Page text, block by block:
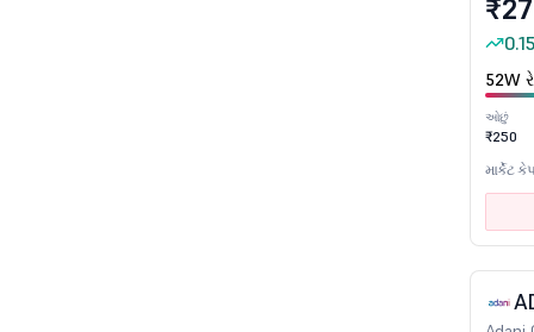
0.15
52W
ઓછું
₹250
માર્કેટ કેપ